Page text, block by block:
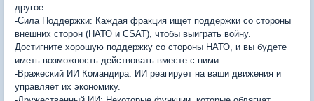
другое.
-Сила Поддержки: Каждая фракция ищет поддержки со стороны
внешних сторон (НАТО и CSAT), чтобы выиграть войну.
Достигните хорошую поддержку со стороны НАТО, и вы будете
иметь возможность действовать вместе с ними.
-Вражеский ИИ Командира: ИИ реагирует на ваши движения и
управляет их экономику.